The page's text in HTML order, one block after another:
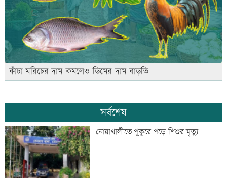
কাঁচা মরিচের দাম কমলেও ডিমের দাম বাড়তি
সর্বশেষ
নোয়াখালীতে পুকুরে পড়ে শিশুর মৃত্যু